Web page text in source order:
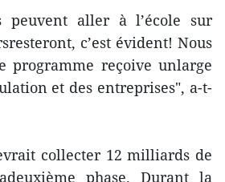
peuvent aller à l’école sur
c’est évident! Nous
programme reçoive unlarge
et des entreprises", a-t-
collecter 12 milliards de
phase. Durant la